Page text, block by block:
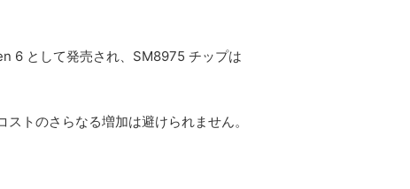
6 として発売され、SM8975 チップは
トのさらなる増加は避けられません。